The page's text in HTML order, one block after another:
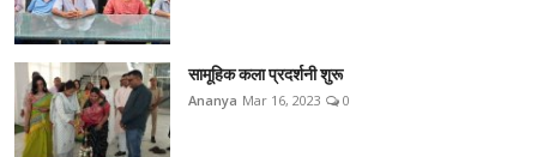
सामूहिक कला प्रदर्शनी शुरू
Ananya Mar 16, 2023 0